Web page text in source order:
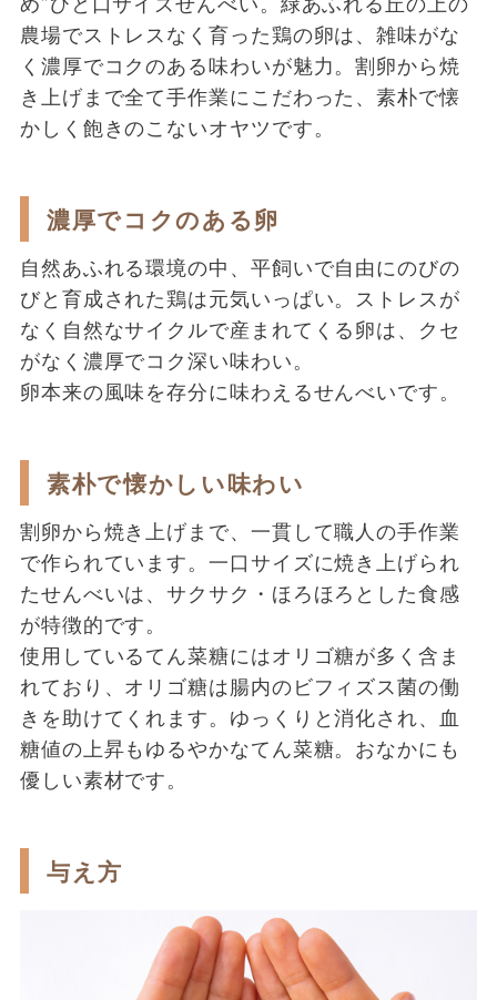
め”ひと口サイズせんべい。緑あふれる丘の上の
農場でストレスなく育った鶏の卵は、雑味がな
く濃厚でコクのある味わいが魅力。割卵から焼
き上げまで全て手作業にこだわった、素朴で懐
かしく飽きのこないオヤツです。
濃厚でコクのある卵
自然あふれる環境の中、平飼いで自由にのびの
びと育成された鶏は元気いっぱい。ストレスが
なく自然なサイクルで産まれてくる卵は、クセ
がなく濃厚でコク深い味わい。
卵本来の風味を存分に味わえるせんべいです。
素朴で懐かしい味わい
割卵から焼き上げまで、一貫して職人の手作業
で作られています。一口サイズに焼き上げられ
たせんべいは、サクサク・ほろほろとした食感
が特徴的です。
使用しているてん菜糖にはオリゴ糖が多く含ま
れており、オリゴ糖は腸内のビフィズス菌の働
きを助けてくれます。ゆっくりと消化され、血
糖値の上昇もゆるやかなてん菜糖。おなかにも
優しい素材です。
与え方